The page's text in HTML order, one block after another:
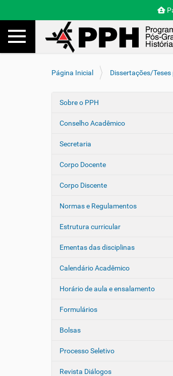
Toggle navigation Busca
V
Página Inicial Dissertações/
N
e
a
ç
o
Sobre o PPH
Conselho Acadêmico
Secretaria
Corpo Docente
Corpo Discente
Normas e Regulamentos
Estrutura curricular
Ementas das disciplinas
Calendário Acadêmico
Horário de aula e ensalamento
Formulários
Bolsas
Processo Seletivo
Revista Diálogos